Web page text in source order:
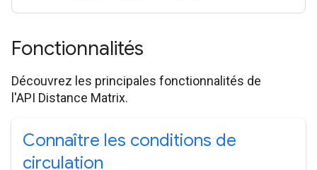
Fonctionnalités
Découvrez les principales fonctionnalités de
l'API Distance Matrix.
Connaître les conditions de
circulation